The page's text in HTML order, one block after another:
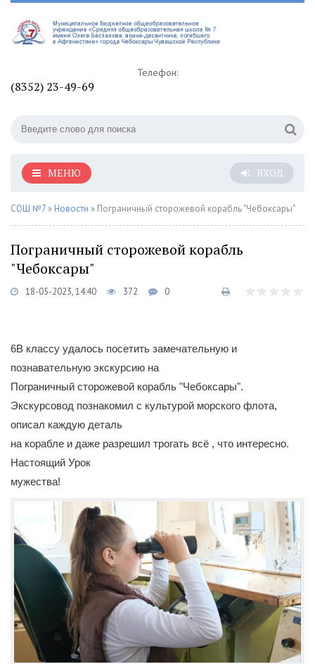
Телефон:
(8352) 23-49-69
ВХОД
МЕНЮ
СОШ №7 » Новости » Пограничный сторожевой корабль "Чебоксары"
Пограничный сторожевой корабль
"Чебоксары"
18-05-2023, 14:40 372 0
6В классу удалось посетить замечательную и
познавательную экскурсию на
Пограничный сторожевой корабль "Чебоксары".
Экскурсовод познакомил с культурой морского флота,
описал каждую деталь
на корабле и даже разрешил трогать всё , что интересно.
Настоящий Урок
мужества!